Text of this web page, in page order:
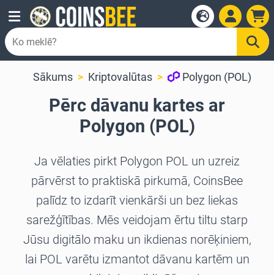
Sākums Kriptovalūtas Polygon (POL)
Pērc dāvanu kartes ar
Polygon (POL)
Ja vēlaties pirkt Polygon POL un uzreiz
pārvērst to praktiskā pirkumā, CoinsBee
palīdz to izdarīt vienkārši un bez liekas
sarežģītības. Mēs veidojam ērtu tiltu starp
Jūsu digitālo maku un ikdienas norēķiniem,
lai POL varētu izmantot dāvanu kartēm un